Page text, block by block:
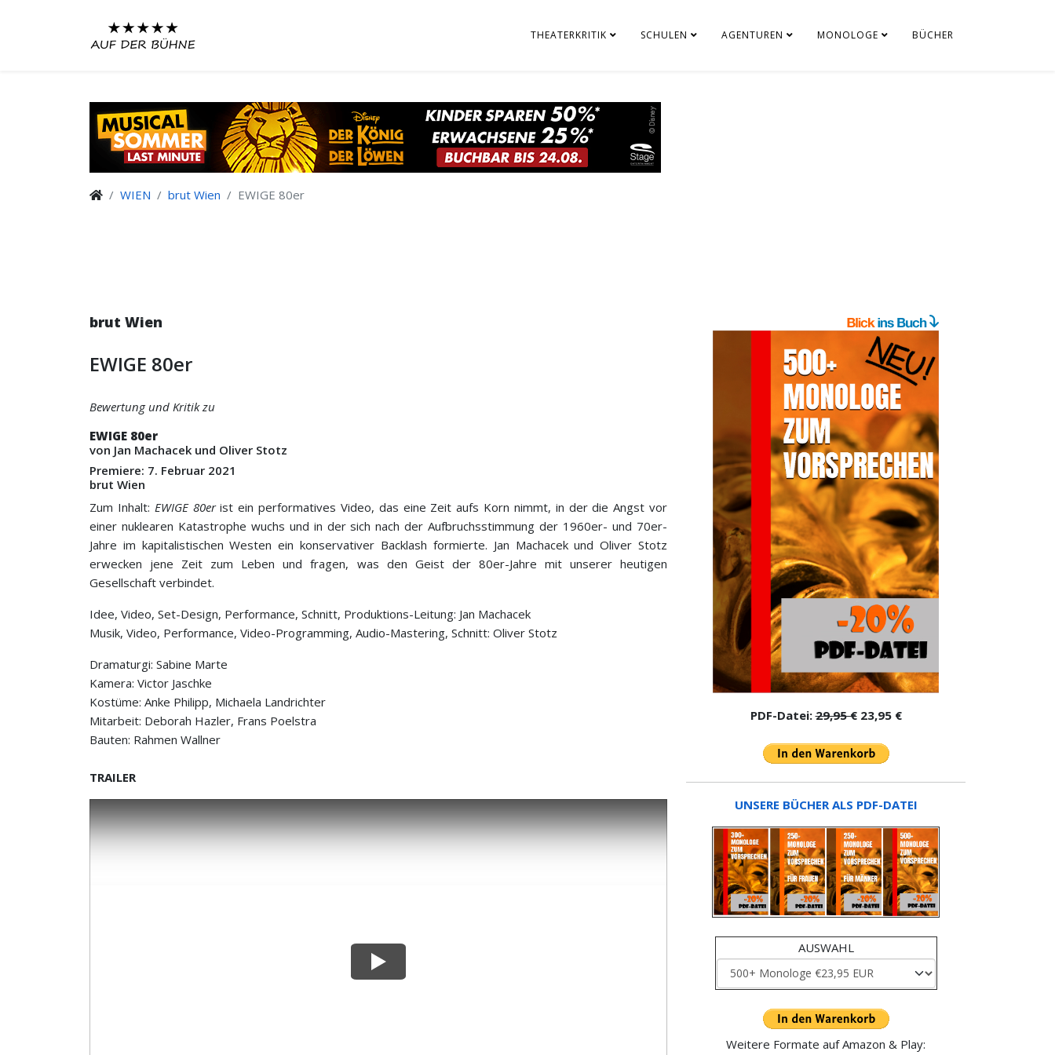
THEATERKRITIK SCHULEN AGENTUREN MONOLOGE BÜCHER
WIEN brut Wien EWIGE 80er
brut Wien
EWIGE 80er
Bewertung und Kritik zu
EWIGE 80er
von Jan Machacek und Oliver Stotz
Premiere: 7. Februar 2021
brut Wien
Zum Inhalt: EWIGE 80erist ein performatives Video, das eine Zeit aufs Korn nimmt, in der die Angst vor
einer nuklearen Katastrophe wuchs und in der sich nach der Aufbruchsstimmung der 1960er- und 70er-
Jahre im kapitalistischen Westen ein konservativer Backlash formierte. Jan Machacek und Oliver Stotz
erwecken jene Zeit zum Leben und fragen, was den Geist der 80er-Jahre mit unserer heutigen
Gesellschaft verbindet.
Idee, Video, Set-Design, Performance, Schnitt, Produktions-Leitung: Jan Machacek
Musik, Video, Performance, Video-Programming, Audio-Mastering, Schnitt: Oliver Stotz
Dramaturgi: Sabine Marte
Kamera: Victor Jaschke
Kostüme: Anke Philipp, Michaela Landrichter
Mitarbeit: Deborah Hazler, Frans Poelstra
Bauten: Rahmen Wallner
TRAILER
PDF-Datei:29,95 €23,95 €
UNSERE BÜCHER ALS PDF-DATEI
AUSWAHL
Weitere Formate auf Amazon & Play: